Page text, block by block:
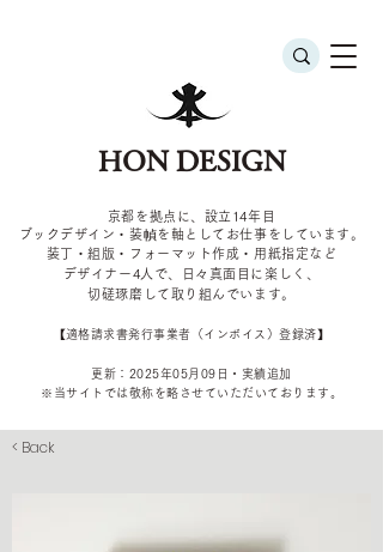
HON DESIGN
京都を拠点に、設立14年目
ブックデザイン・装幀を軸としてお仕事をしています。
装丁・組版・フォーマット作成・用紙指定など
デザイナー4 人で、日々真面目に楽しく、
切磋琢磨して取り組んでいます。
​【適格請求書発行事業者（インボイス）登録済】
更新：2025年05 月09 日・実績追加
​※当サイトでは敬称を 略させていただいております。
< Back